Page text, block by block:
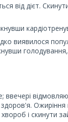
від дієт.
виявилося
ввечері
Ожиріння
і скинути